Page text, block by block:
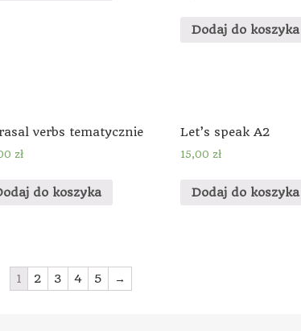
Dodaj do koszyka
verbs tematycznie
zł
do koszyka
Let’s speak A2
15,00 zł
Dodaj do koszyka
1 2 3 4 5 →